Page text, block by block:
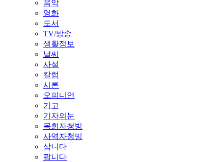
음악
영화
도서
TV/방송
생활정보
날씨
사설
칼럼
시론
오피니언
기고
기자의눈
목회자청빙
사역자청빙
삽니다
팝니다